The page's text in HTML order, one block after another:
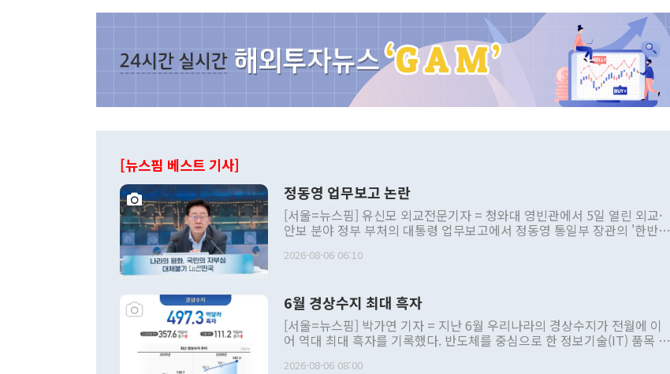
[뉴스핌 베스트 기사]
정동영 업무보고 논란
[서울=뉴스핌] 유신모 외교전문기자 = 청와대 영빈관에서 5일 열린 외교·
안보 분야 정부 부처의 대통령 업무보고에서 정동영 통일부 장관의 '한반도
발언 중에는 정부 내 조율을 거치지 않은 사안을 정책으로 추진하겠다고 공
주의적 희망에 근거한 비현실적 구상'이라는 비판을 내놨다. 그동안 정 장
관의 대북 정책 관련 발언이 물의를 빚은 적은 여러 번 있지만 대통령과 유
관 부처 장관이 공개적으로 부정적 입장을 표명한 것은 이례적이다. 정 장
관의 무리한 대북 접근법과 월권을 제어해야 한다는 목소리도 높아지고 있
다. [정동영 통일부 장관이 지난달 23일 오후 서울 종로구 정부서울청사에
2026-08-06 06:10
6월 경상수지 최대 흑자
[서울=뉴스핌] 박가연 기자 = 지난 6월 우리나라의 경상수지가 전월에 이
어 역대 최대 흑자를 기록했다. 반도체를 중심으로 한 정보기술(IT) 품목 수
료=한국은행] 한국은행이 6일 발표한 '2026년 6월 국제수지(잠정)'에 따르
2026-08-06 08:00